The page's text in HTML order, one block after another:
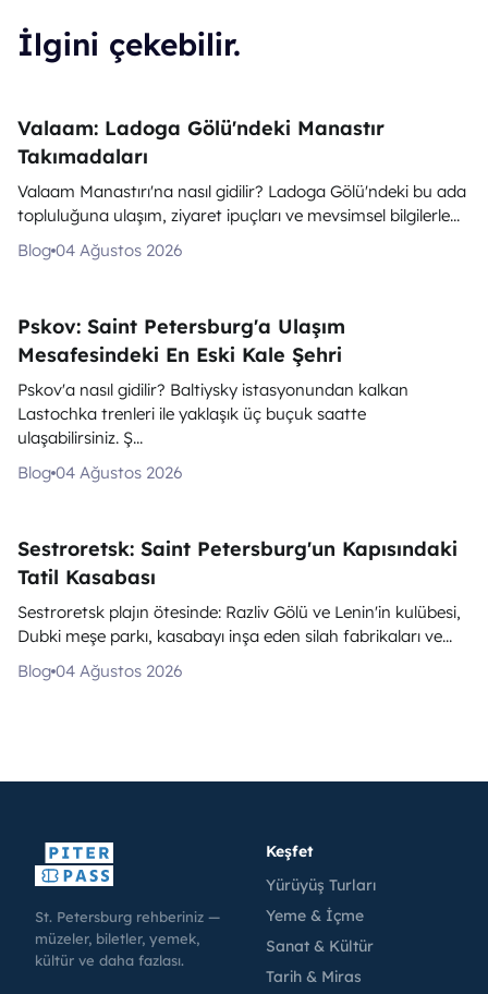
İlgini çekebilir.
Valaam: Ladoga Gölü'ndeki Manastır
Takımadaları
Valaam Manastırı'na nasıl gidilir? Ladoga Gölü'ndeki bu ada
topluluğuna ulaşım, ziyaret ipuçları ve mevsimsel bilgilerle...
Blog 04 Ağustos 2026
Pskov: Saint Petersburg'a Ulaşım
Mesafesindeki En Eski Kale Şehri
Pskov'a nasıl gidilir? Baltiysky istasyonundan kalkan
Lastochka trenleri ile yaklaşık üç buçuk saatte
ulaşabilirsiniz. Ş...
Blog 04 Ağustos 2026
Sestroretsk: Saint Petersburg'un Kapısındaki
Tatil Kasabası
Sestroretsk plajın ötesinde: Razliv Gölü ve Lenin'in kulübesi,
Dubki meşe parkı, kasabayı inşa eden silah fabrikaları ve...
Blog 04 Ağustos 2026
St. Petersburg rehberiniz —
müzeler, biletler, yemek,
kültür ve daha fazlası.
Keşfet
Yürüyüş Turları
Yeme & İçme
Sanat & Kültür
Tarih & Miras